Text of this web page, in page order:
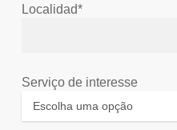
Localidad*
Serviço de interesse